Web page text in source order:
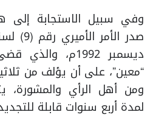
وفي سبيل الاستجابة إلى
ديسمبر 1992م،
“معين”، على أن يؤلف من
ومن أهل الرأي والمشورة،
لمدة أربع سنوات قابلة